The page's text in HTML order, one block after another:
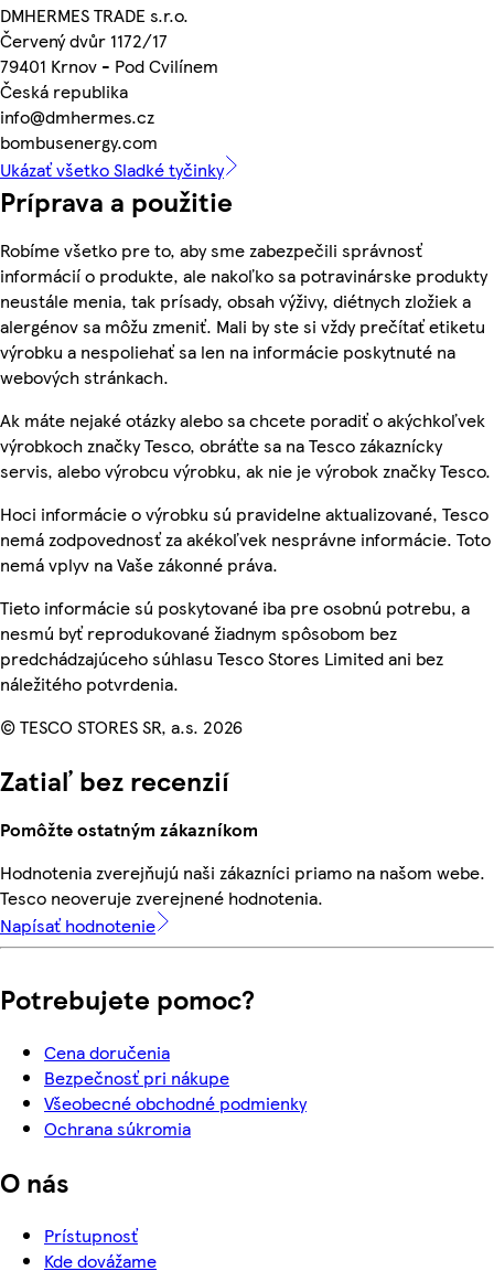
DMHERMES TRADE s.r.o.
Červený dvůr 1172/17
79401 Krnov - Pod Cvilínem
Česká republika
info@dmhermes.cz
bombusenergy.com
Ukázať všetko Sladké tyčinky
Príprava a použitie
Robíme všetko pre to, aby sme zabezpečili správnosť
informácií o produkte, ale nakoľko sa potravinárske produkty
neustále menia, tak prísady, obsah výživy, diétnych zložiek a
alergénov sa môžu zmeniť. Mali by ste si vždy prečítať etiketu
výrobku a nespoliehať sa len na informácie poskytnuté na
webových stránkach.
Ak máte nejaké otázky alebo sa chcete poradiť o akýchkoľvek
výrobkoch značky Tesco, obráťte sa na Tesco zákaznícky
servis, alebo výrobcu výrobku, ak nie je výrobok značky Tesco.
Hoci informácie o výrobku sú pravidelne aktualizované, Tesco
nemá zodpovednosť za akékoľvek nesprávne informácie. Toto
nemá vplyv na Vaše zákonné práva.
Tieto informácie sú poskytované iba pre osobnú potrebu, a
nesmú byť reprodukované žiadnym spôsobom bez
predchádzajúceho súhlasu Tesco Stores Limited ani bez
náležitého potvrdenia.
© TESCO STORES SR, a.s. 2026
Zatiaľ bez recenzií
Pomôžte ostatným zákazníkom
Hodnotenia zverejňujú naši zákazníci priamo na našom webe.
Tesco neoveruje zverejnené hodnotenia.
Napísať hodnotenie
Potrebujete pomoc?
Cena doručenia
Bezpečnosť pri nákupe
Všeobecné obchodné podmienky
Ochrana súkromia
O nás
Prístupnosť
Kde dovážame